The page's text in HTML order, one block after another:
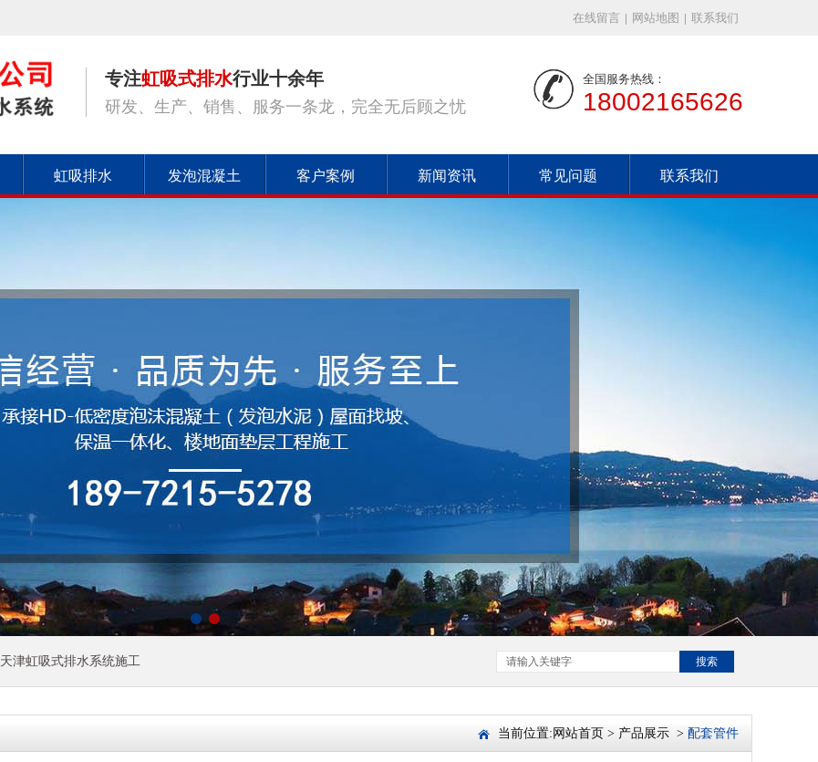
在线留言 | 网站地图 | 联系我们
专注虹吸式排水行业十余年
研发、生产、销售、服务一条龙，完全无后顾之忧
全国服务热线：
18002165626
虹吸排水 发泡混凝土 客户案例 新闻资讯 常见问题 联系我们
天津虹吸式排水系统施工 搜索
当前位置: 网站首页 > 产品展示 > 配套管件